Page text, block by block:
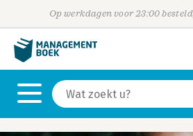
Op werkdagen voor 23:00